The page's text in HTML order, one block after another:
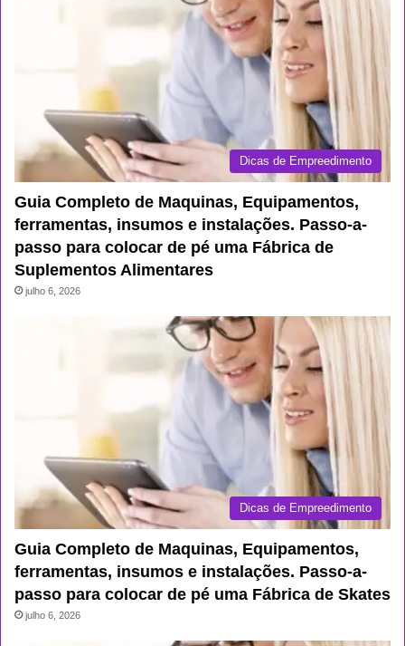
Dicas de Empreedimento
Guia Completo de Maquinas, Equipamentos,
ferramentas, insumos e instalações. Passo-a-
passo para colocar de pé uma Fábrica de
Suplementos Alimentares
julho 6, 2026
Dicas de Empreedimento
Guia Completo de Maquinas, Equipamentos,
ferramentas, insumos e instalações. Passo-a-
passo para colocar de pé uma Fábrica de Skates
julho 6, 2026